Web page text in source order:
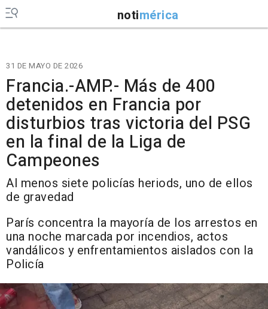
notimérica
31 DE MAYO DE 2026
Francia.-AMP.- Más de 400
detenidos en Francia por
disturbios tras victoria del PSG
en la final de la Liga de
Campeones
Al menos siete policías heriods, uno de ellos
de gravedad
París concentra la mayoría de los arrestos en
una noche marcada por incendios, actos
vandálicos y enfrentamientos aislados con la
Policía